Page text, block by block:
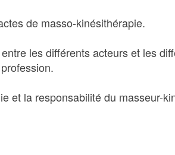
de masso-kinésithérapie.
les différents acteurs et les
et la responsabilité du masseur-